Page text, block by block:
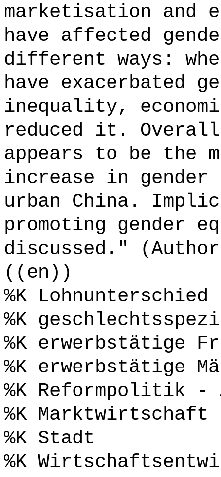
marketisation and
have affected
different ways:
have exacerbated
inequality,
reduced it.
appears to be the
increase in
urban China.
promoting gender
discussed."
((en))
%K Lohnunterschied
%K
%K erwerbstätige
%K erwerbstätige
%K Reformpolitik -
%K Marktwirtschaft
%K Stadt
%K